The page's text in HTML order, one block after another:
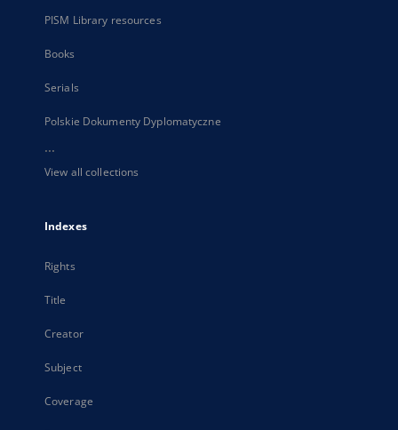
PISM Library resources
Books
Serials
Polskie Dokumenty Dyplomatyczne
...
View all collections
Indexes
Rights
Title
Creator
Subject
Coverage